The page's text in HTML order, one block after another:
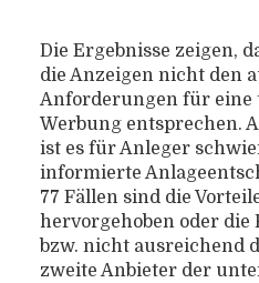
Die Ergebnisse zeigen,
die Anzeigen nicht den
Anforderungen für eine
Werbung entsprechen.
ist es für Anleger
informierte
77 Fällen sind die
hervorgehoben oder
bzw. nicht ausreichend
zweite Anbieter der